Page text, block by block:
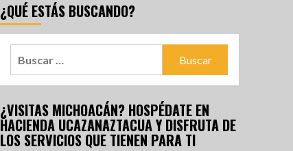
¿QUÉ ESTÁS BUSCANDO?
¿VISITAS MICHOACÁN? HOSPÉDATE EN
HACIENDA UCAZANAZTACUA Y DISFRUTA DE
LOS SERVICIOS QUE TIENEN PARA TI